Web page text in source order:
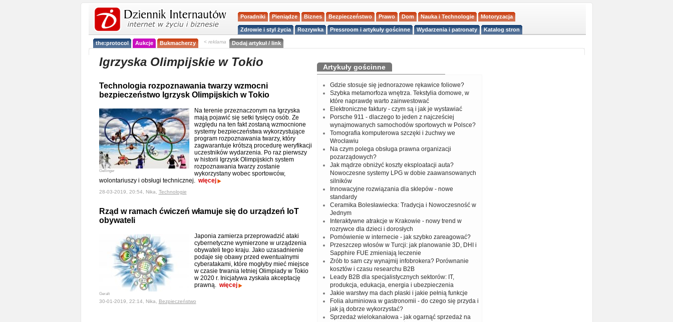
Poradniki Pieniądze Biznes Bezpieczeństwo Prawo Dom Nauka i Technologie Motoryzacja
Zdrowie i styl życia Rozrywka Pressroom i artykuły gościnne Wydarzenia i patronaty Katalog stron
the:protocol Aukcje Bukmacherzy < reklama Dodaj artykuł / link
Igrzyska Olimpijskie w Tokio
Technologia rozpoznawania twarzy wzmocni
bezpieczeństwo Igrzysk Olimpijskich w Tokio
Gellinger
Na terenie przeznaczonym na Igrzyska
mają pojawić się setki tysięcy osób. Ze
względu na ten fakt zostaną wzmocnione
systemy bezpieczeństwa wykorzystujące
program rozpoznawania twarzy, który
zagwarantuje krótszą procedurę weryfikacji
uczestników wydarzenia. Po raz pierwszy
w historii Igrzysk Olimpijskich system
rozpoznawania twarzy zostanie
wykorzystany wobec sportowców,
wolontariuszy i obsługi technicznej. więcej
28-03-2019, 20:54, Nika, Technologie
Rząd w ramach ćwiczeń włamuje się do urządzeń IoT
obywateli
Geralt
Japonia zamierza przeprowadzić ataki
cybernetyczne wymierzone w urządzenia
obywateli tego kraju. Jako uzasadnienie
podaje się obawy przed ewentualnymi
cyberatakami, które mogłyby mieć miejsce
w czasie trwania letniej Olimpiady w Tokio
w 2020 r. Inicjatywa zyskała akceptację
prawną. więcej
30-01-2019, 22:14, Nika, Bezpieczeństwo
Artykuły gościnne
Gdzie stosuje się jednorazowe rękawice foliowe?
Szybka metamorfoza wnętrza. Tekstylia domowe, w
które naprawdę warto zainwestować
Elektroniczne faktury - czym są i jak je wystawiać
Porsche 911 - dlaczego to jeden z najcześciej
wynajmowanych samochodów sportowych w Polsce?
Tomografia komputerowa szczęki i żuchwy we
Wrocławiu
Na czym polega obsługa prawna organizacji
pozarządowych?
Jak mądrze obniżyć koszty eksploatacji auta?
Nowoczesne systemy LPG w dobie zaawansowanych
silników
Innowacyjne rozwiązania dla sklepów - nowe
standardy
Ceramika Bolesławiecka: Tradycja i Nowoczesność w
Jednym
Interaktywne atrakcje w Krakowie - nowy trend w
rozrywce dla dzieci i dorosłych
Pomówienie w internecie - jak szybko zareagować?
Przeszczep włosów w Turcji: jak planowanie 3D, DHI i
Sapphire FUE zmieniają leczenie
Zrób to sam czy wynajmij infobrokera? Porównanie
kosztów i czasu researchu B2B
Leady B2B dla specjalistycznych sektorów: IT,
produkcja, edukacja, energia i ubezpieczenia
Jakie warstwy ma dach płaski i jakie pełnią funkcje
Folia aluminiowa w gastronomii - do czego się przyda i
jak ją dobrze wykorzystać?
Sprzedaż wielokanałowa - jak ogarnąć sprzedaż na